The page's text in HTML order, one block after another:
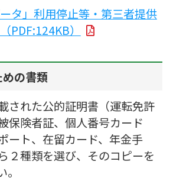
ータ」利用停止等・第三者提供
PDF:124KB）
の書類
された公的証明書（運転免許
保険者証、個人番号カード
ート、在留カード、年金手
２種類を選び、そのコピーを